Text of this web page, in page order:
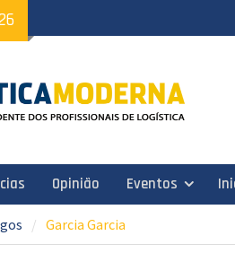
Opinião Eventos
Garcia Garcia